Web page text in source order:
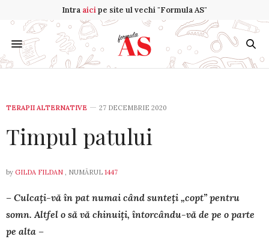
Intra aicipe site ul vechi "Formula AS"
TERAPII ALTERNATIVE 27 DECEMBRIE 2020
Timpul patului
by GILDA FILDAN , NUMĂRUL 1447
– Culcați-vă în pat numai când sunteți „copt” pentru
somn. Altfel o să vă chinuiți, întorcându-vă de pe o parte
pe alta –